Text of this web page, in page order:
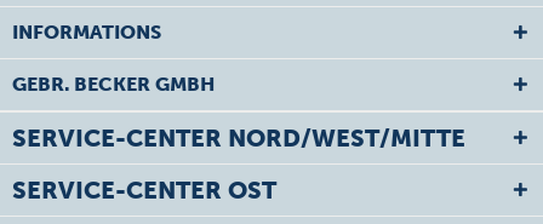
INFORMATIONS
GEBR. BECKER GMBH
SERVICE-CENTER NORD/WEST/MITTE
SERVICE-CENTER OST